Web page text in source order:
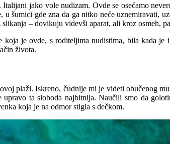
jako vole nudizam. Ovde se osećamo
šumici gde zna da ga nitko neće uznemiravati,
– dovikuju videvši aparat, ali kroz osmeh,
je ovde, s roditeljima nudistima, bila kada
života.
plaži. Iskreno, čudnije mi je videti obučenog
ta sloboda najbitnija. Naučili smo da
koja je na odmor stigla s dečkom.